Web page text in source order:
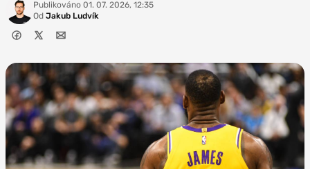
Publikováno 01. 07. 2026, 12:35
Od Jakub Ludvík